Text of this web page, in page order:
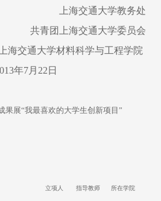
上海交通大学教务处
共青团上海交通大学委员会
上海交通大学材料科学与工程学院
年7月22日
果展“我最喜欢的大学生创新项目”
立项人 指导教师 所在学院